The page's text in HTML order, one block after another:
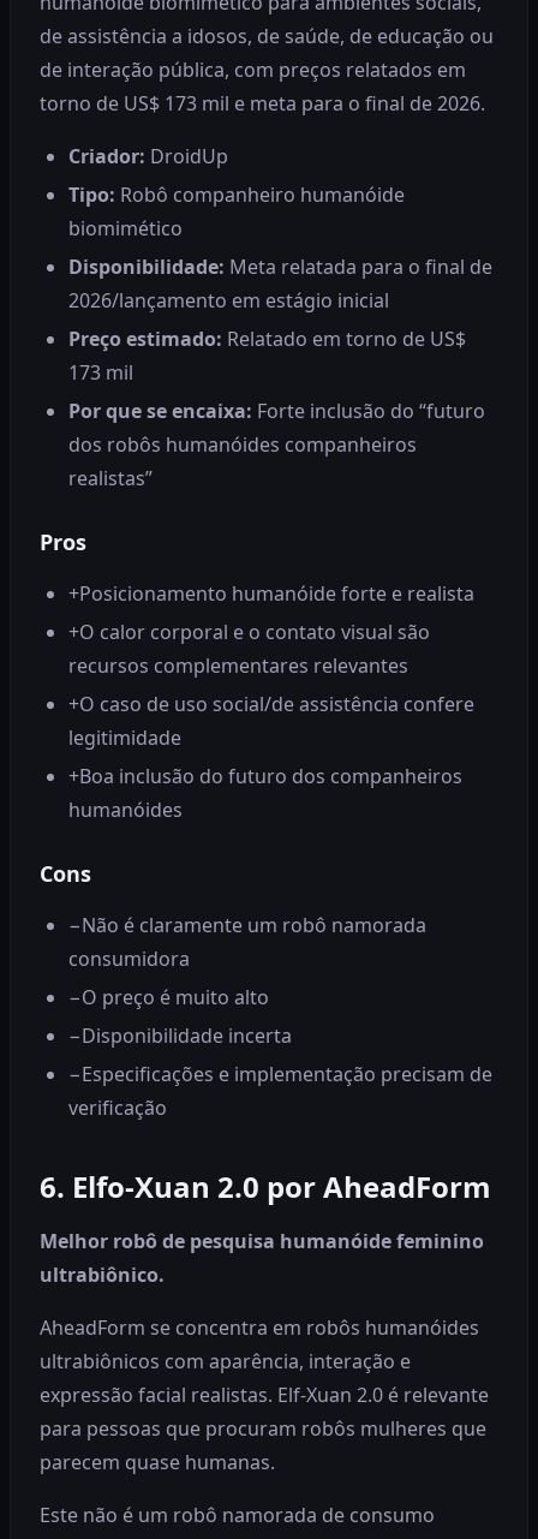
de assistência a idosos, de saúde, de educação ou
de interação pública, com preços relatados em
torno de US$ 173 mil e meta para o final de 2026.
Criador: DroidUp
Tipo: Robô companheiro humanóide
biomimético
Disponibilidade: Meta relatada para o final de
2026/lançamento em estágio inicial
Preço estimado: Relatado em torno de US$
173 mil
Por que se encaixa: Forte inclusão do “futuro
dos robôs humanóides companheiros
realistas”
Pros
+Posicionamento humanóide forte e realista
+O calor corporal e o contato visual são
recursos complementares relevantes
+O caso de uso social/de assistência confere
legitimidade
+Boa inclusão do futuro dos companheiros
humanóides
Cons
−Não é claramente um robô namorada
consumidora
−O preço é muito alto
−Disponibilidade incerta
−Especificações e implementação precisam de
verificação
6. Elfo-Xuan 2.0 por AheadForm
Melhor robô de pesquisa humanóide feminino
ultrabiônico.
AheadForm se concentra em robôs humanóides
ultrabiônicos com aparência, interação e
expressão facial realistas. Elf-Xuan 2.0 é relevante
para pessoas que procuram robôs mulheres que
parecem quase humanas.
Este não é um robô namorada de consumo